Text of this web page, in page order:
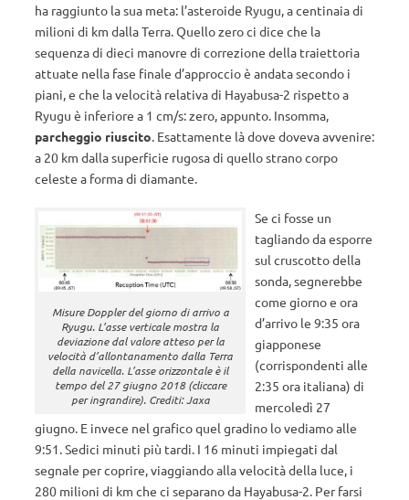
ha raggiunto la sua meta: l’asteroide Ryugu, a centinaia di
milioni di km dalla Terra. Quello zero ci dice che la
sequenza di dieci manovre di correzione della traiettoria
attuate nella fase finale d’approccio è andata secondo i
piani, e che la velocità relativa di Hayabusa-2 rispetto a
Ryugu è inferiore a 1 cm/s: zero, appunto. Insomma,
parcheggio riuscito. Esattamente là dove doveva avvenire:
a 20 km dalla superficie rugosa di quello strano corpo
celeste a forma di diamante.
Misure Doppler del giorno di arrivo a
Ryugu. L’asse verticale mostra la
deviazione dal valore atteso per la
velocità d’allontanamento dalla Terra
della navicella. L’asse orizzontale è il
tempo del 27 giugno 2018 (cliccare
per ingrandire). Crediti: Jaxa
Se ci fosse un
tagliando da esporre
sul cruscotto della
sonda, segnerebbe
come giorno e ora
d’arrivo le 9:35 ora
giapponese
(corrispondenti alle
2:35 ora italiana) di
mercoledì 27
giugno. E invece nel grafico quel gradino lo vediamo alle
9:51. Sedici minuti più tardi. I 16 minuti impiegati dal
segnale per coprire, viaggiando alla velocità della luce, i
280 milioni di km che ci separano da Hayabusa-2. Per farsi